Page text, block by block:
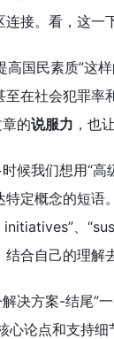
接。看，这一
国民素质”这
在社会犯罪
的说服力 ，也
候我们想用“
定概念的短语
、
合自己的理解
决方案-结尾”
心论点和支持细